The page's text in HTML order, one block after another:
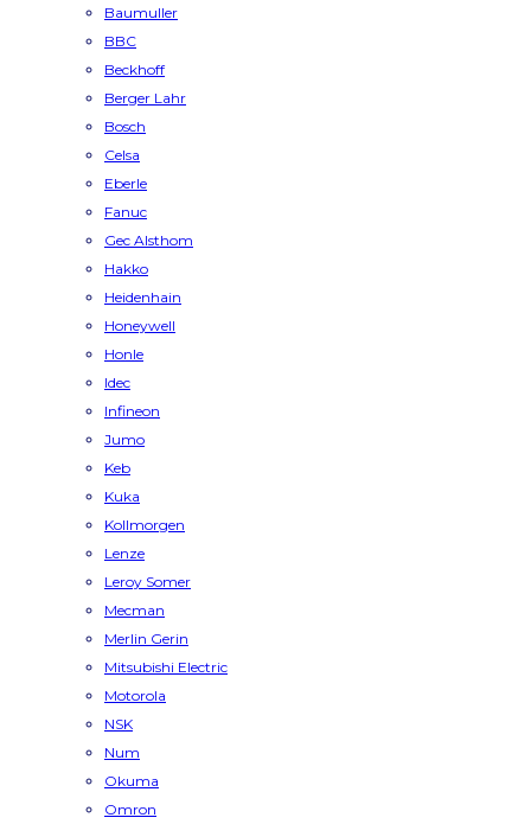
Baumuller
BBC
Beckhoff
Berger Lahr
Bosch
Celsa
Eberle
Fanuc
Gec Alsthom
Hakko
Heidenhain
Honeywell
Honle
Idec
Infineon
Jumo
Keb
Kuka
Kollmorgen
Lenze
Leroy Somer
Mecman
Merlin Gerin
Mitsubishi Electric
Motorola
NSK
Num
Okuma
Omron